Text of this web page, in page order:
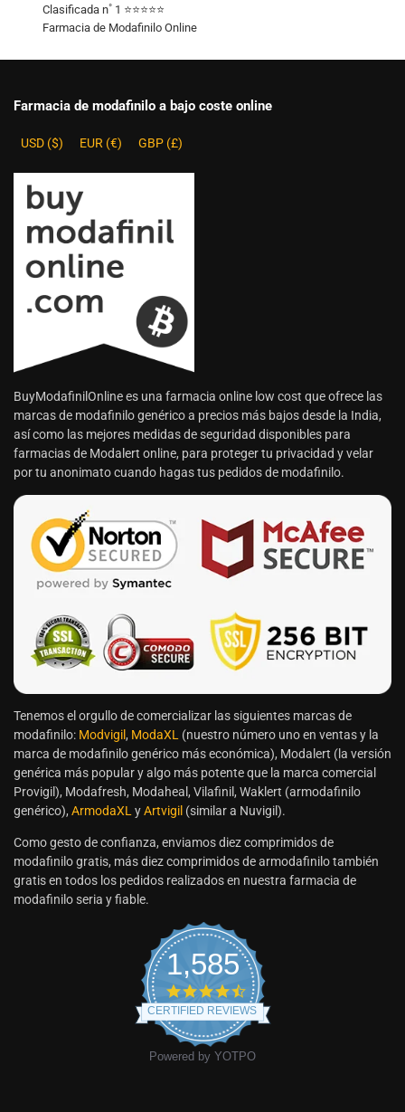
Clasificada n˚ 1 ⭐⭐⭐⭐⭐
Farmacia de Modafinilo Online
Farmacia de modafinilo a bajo coste online
USD ($) EUR (€) GBP (£)
BuyModafinilOnline es una farmacia online low cost que ofrece las
marcas de modafinilo genérico a precios más bajos desde la India,
así como las mejores medidas de seguridad disponibles para
farmacias de Modalert online, para proteger tu privacidad y velar
por tu anonimato cuando hagas tus pedidos de modafinilo.
Tenemos el orgullo de comercializar las siguientes marcas de
modafinilo: Modvigil, ModaXL (nuestro número uno en ventas y la
marca de modafinilo genérico más económica), Modalert (la versión
genérica más popular y algo más potente que la marca comercial
Provigil), Modafresh, Modaheal, Vilafinil, Waklert (armodafinilo
genérico), ArmodaXLyArtvigil (similar a Nuvigil).
Como gesto de confianza, enviamos diez comprimidos de
modafinilo gratis, más diez comprimidos de armodafinilo también
gratis en todos los pedidos realizados en nuestra farmacia de
modafinilo seria y fiable.
1,585
CERTIFIED REVIEWS
Powered by YOTPO